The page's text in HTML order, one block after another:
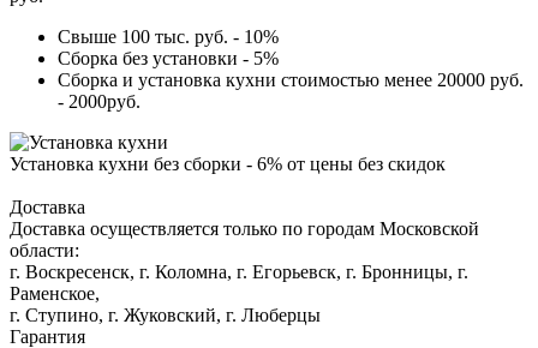
Свыше 100 тыс. руб. - 10%
Сборка без установки - 5%
Сборка и установка кухни стоимостью менее 20000 руб.
- 2000руб.
Установка кухни без сборки - 6% от цены без скидок
Доставка
Доставка осуществляется только по городам Московской
области:
г. Воскресенск, г. Коломна, г. Егорьевск, г. Бронницы, г.
Раменское,
г. Ступино, г. Жуковский, г. Люберцы
Гарантия